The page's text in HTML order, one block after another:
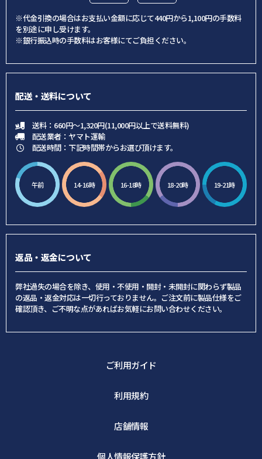
※代金引換の場合はお支払い金額に応じて440円から1,100円の手数料
を別途に申し受けます。
※銀行振込時の手数料はお客様にてご負担ください。
配送・送料について
送料：660円～1,320円(11,000円以上で送料無料)
配送業者：ヤマト運輸
配送時間：下記時間帯からお選び頂けます。
午前 14-16時 16-18時 18-20時 19-21時
返品・返金について
弊社過失の場合を除き、使用・不使用・開封・未開封に関わらず製品
の返品・返金対応は一切行っておりません。ご注文前に製品仕様をご
確認頂き、ご不明な点があればお気軽にお問い合わせください。
ご利用ガイド
利用規約
店舗情報
個人情報保護方針